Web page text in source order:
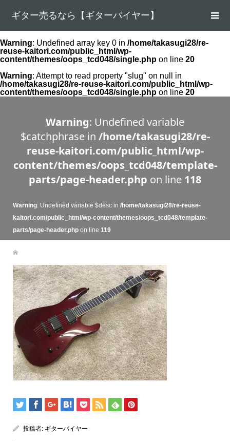
ギター売るなら【ギターバイヤー】
Warning: Undefined array key 0 in /home/takasugi28/re-
reuse-kaitori.com/public_html/wp-
content/themes/oops_tcd048/single.php on line 20
Warning: Attempt to read property "slug" on null in
/home/takasugi28/re-reuse-kaitori.com/public_html/wp-
content/themes/oops_tcd048/single.php on line 20
Warning: Undefined variable
$catchphrase in /home/takasugi28/re-
reuse-kaitori.com/public_html/wp-
content/themes/oops_tcd048/template-
parts/page-header.php on line 118
Warning: Undefined variable $desc in /home/takasugi28/re-reuse-
kaitori.com/public_html/wp-content/themes/oops_tcd048/template-
parts/page-header.phpon line 119
投稿者: ギターバイヤー